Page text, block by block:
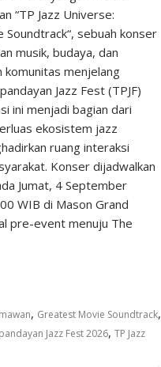
“TP Jazz Universe:
sebuah konser
musik, budaya, dan
komunitas menjelang
Jazz Fest (TPJF)
ini menjadi bagian dari
ekosistem jazz
ruang interaksi
Konser dijadwalkan
Jumat, 4 September
WIB di Mason Grand
pre-event menuju The
, Greatest Movie Soundtrack,
Jazz Fest 2026, TP Jazz